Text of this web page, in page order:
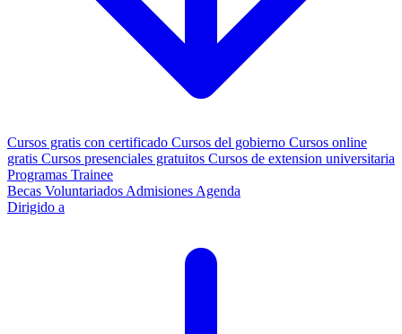
Cursos gratis con certificado Cursos del gobierno Cursos online
gratis Cursos presenciales gratuitos Cursos de extension universitaria
Programas Trainee
Becas Voluntariados Admisiones Agenda
Dirigido a